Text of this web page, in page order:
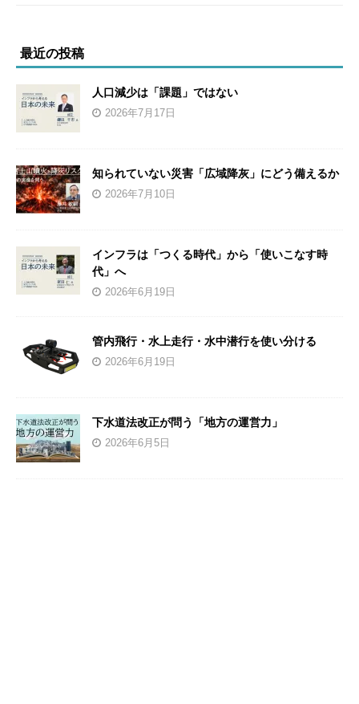
最近の投稿
人口減少は「課題」ではない
2026年7月17日
知られていない災害「広域降灰」にどう備えるか
2026年7月10日
インフラは「つくる時代」から「使いこなす時
代」へ
2026年6月19日
管内飛行・水上走行・水中潜行を使い分ける
2026年6月19日
下水道法改正が問う「地方の運営力」
2026年6月5日